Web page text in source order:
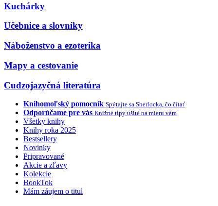
Kuchárky
Učebnice a slovníky
Náboženstvo a ezoterika
Mapy a cestovanie
Cudzojazyčná literatúra
Knihomoľský pomocník Spýtajte sa Sherlocka, čo čítať
Odporúčame pre vás Knižné tipy ušité na mieru vám
Všetky knihy
Knihy roka 2025
Bestsellery
Novinky
Pripravované
Akcie a zľavy
Kolekcie
BookTok
Mám záujem o titul